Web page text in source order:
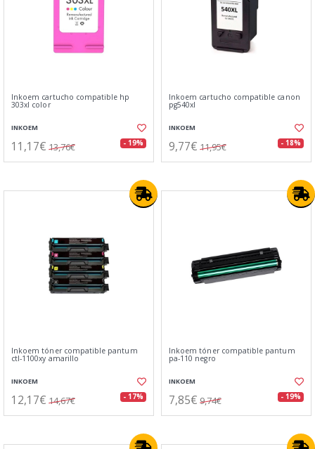
Inkoem cartucho compatible hp
303xl color
INKOEM
11,17€ 13,76€ - 19%
Inkoem cartucho compatible canon
pg540xl
INKOEM
9,77€ 11,95€ - 18%
Inkoem tóner compatible pantum
ctl-1100xy amarillo
INKOEM
12,17€ 14,67€ - 17%
Inkoem tóner compatible pantum
pa-110 negro
INKOEM
7,85€ 9,74€ - 19%